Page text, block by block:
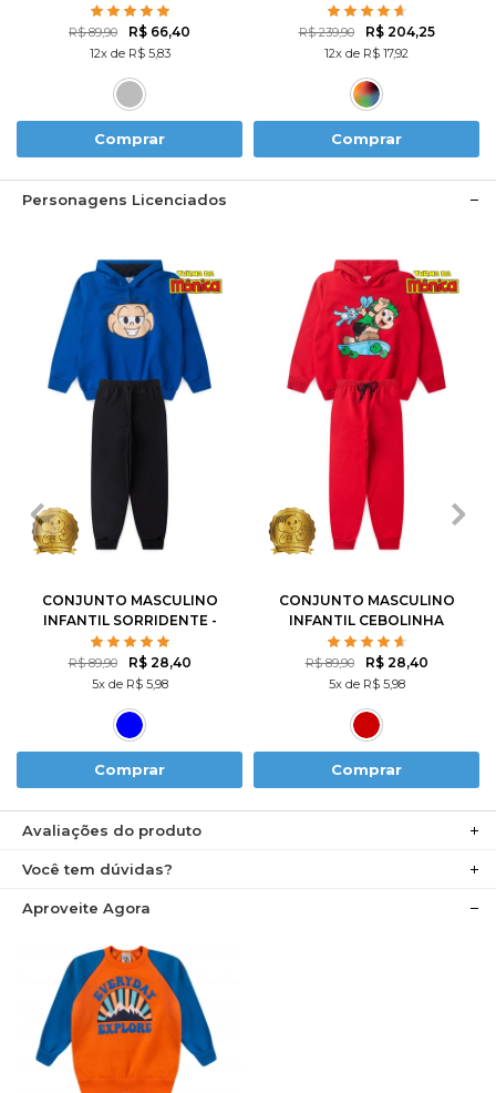
R$ 89,90 R$ 66,40
12x de R$ 5,83
Comprar
MASCULINO INVERNO - 5
CASACOS + 5 CALÇAS
R$ 239,90 R$ 204,25
12x de R$ 17,92
Comprar
Personagens Licenciados
1 3 4
CONJUNTO MASCULINO
INFANTIL SORRIDENTE -
TURMA DA MÔNICA
R$ 89,90 R$ 28,40
5x de R$ 5,98
Comprar
1 3 4
CONJUNTO MASCULINO
INFANTIL CEBOLINHA
SKATISTA - TURMA DA
MÔNICA
R$ 89,90 R$ 28,40
5x de R$ 5,98
Comprar
Avaliações do produto
Você tem dúvidas?
Aproveite Agora